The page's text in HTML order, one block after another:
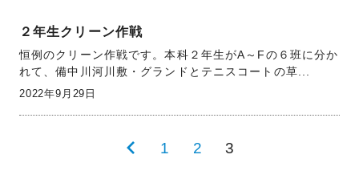
２年生クリーン作戦
恒例のクリーン作戦です。本科２年生がA～Fの６班に分か
れて、備中川河川敷・グランドとテニスコートの草...
2022年9月29日
前1 2 3